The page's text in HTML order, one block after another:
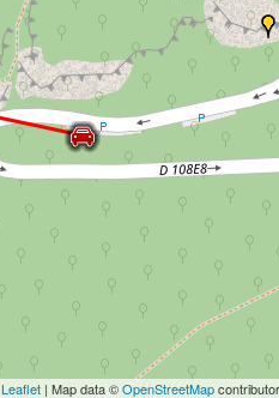
Leaflet| Map data ©OpenStreetMap